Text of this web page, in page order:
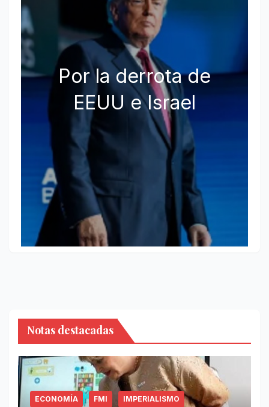
Por la derrota de
EEUU e Israel
Notas destacadas
ECONOMÍA FMI IMPERIALISMO